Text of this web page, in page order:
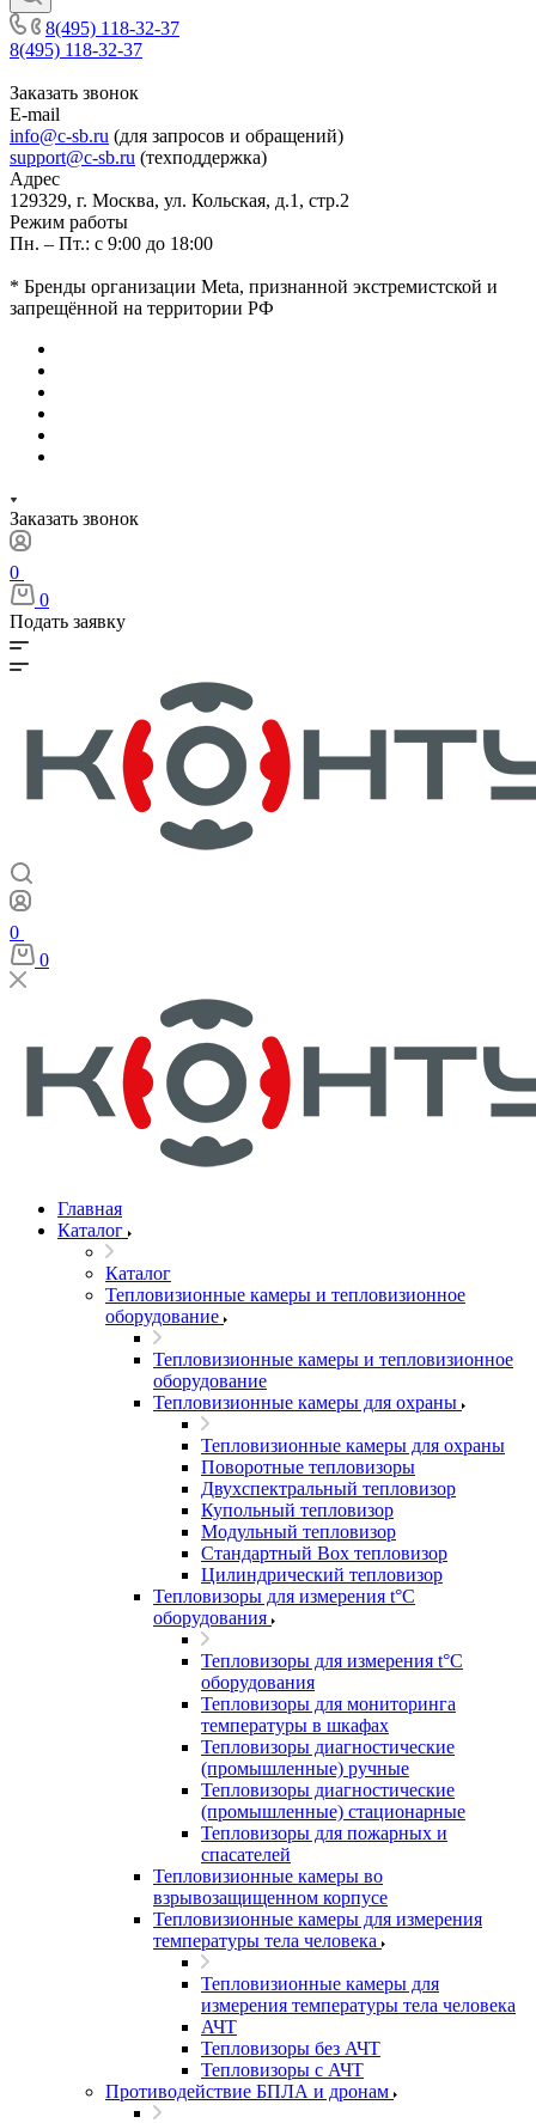
8(495) 118-32-37
8(495) 118-32-37
Заказать звонок
E-mail
info@c-sb.ru (для запросов и обращений)
support@c-sb.ru (техподдержка)
Адрес
129329, г. Москва, ул. Кольская, д.1, стр.2
Режим работы
Пн. – Пт.: с 9:00 до 18:00
* Бренды организации Meta, признанной экстремистской и
запрещённой на территории РФ
Заказать звонок
0
0
Подать заявку
0
0
Главная
Каталог
Каталог
Тепловизионные камеры и тепловизионное
оборудование
Тепловизионные камеры и тепловизионное
оборудование
Тепловизионные камеры для охраны
Тепловизионные камеры для охраны
Поворотные тепловизоры
Двухспектральный тепловизор
Купольный тепловизор
Модульный тепловизор
Стандартный Box тепловизор
Цилиндрический тепловизор
Тепловизоры для измерения t°С
оборудования
Тепловизоры для измерения t°С
оборудования
Тепловизоры для мониторинга
температуры в шкафах
Тепловизоры диагностические
(промышленные) ручные
Тепловизоры диагностические
(промышленные) стационарные
Тепловизоры для пожарных и
спасателей
Тепловизионные камеры во
взрывозащищенном корпусе
Тепловизионные камеры для измерения
температуры тела человека
Тепловизионные камеры для
измерения температуры тела человека
АЧТ
Тепловизоры без АЧТ
Тепловизоры с АЧТ
Противодействие БПЛА и дронам